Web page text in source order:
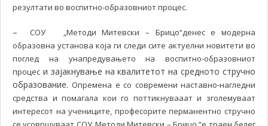
резултати во воспитно-образовниот процес.
–
СОУ „Методи Митевски – Брицо“денес е модерна
образовна установа која ги следи сите актуелни новитети во
поглед на унапредувањето на воспитно-образовниот
процес и зајакнување на квалитетот на средното стручно
образование. Опремена е со современи наставно-нагледни
средства и помагала кои го поттикнувааат и зголемуваат
интересот на учениците, професорите перманентно стручно